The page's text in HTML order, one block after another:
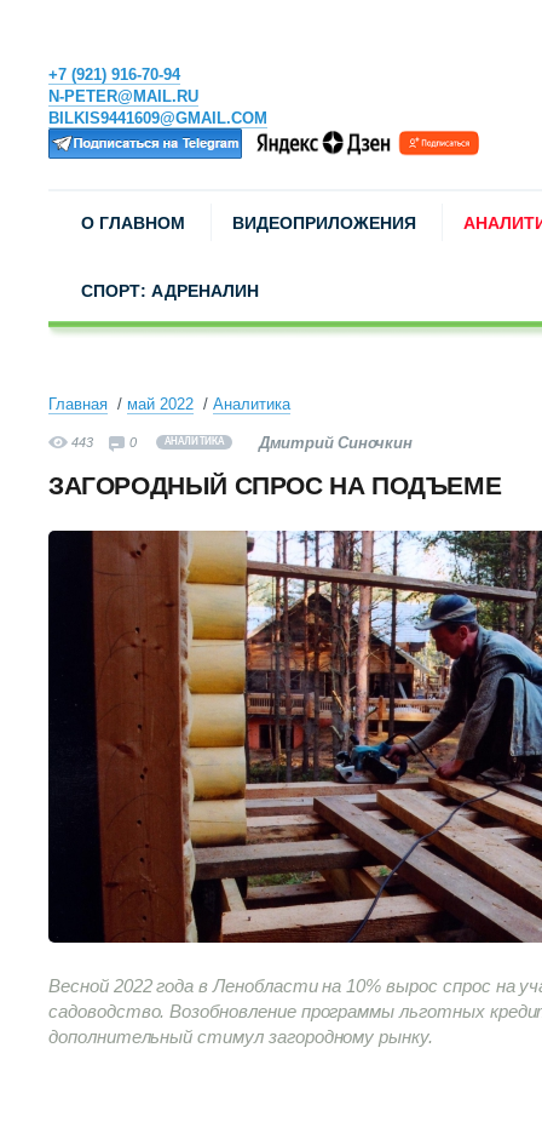
+7 (921) 916-70-94
N-PETER@MAIL.RU
BILKIS9441609@GMAIL.COM
О ГЛАВНОМ ВИДЕОПРИЛОЖЕНИЯ
СПОРТ: АДРЕНАЛИН
Главная май 2022 Аналитика
443 0 АНАЛИТИКА Дмитрий Синочкин
ЗАГОРОДНЫЙ СПРОС НА ПОДЪЕМЕ
Весной 2022 года в Ленобласти на 10% вырос спрос на
садоводство. Возобновление программы льготных
дополнительный стимул загородному рынку.